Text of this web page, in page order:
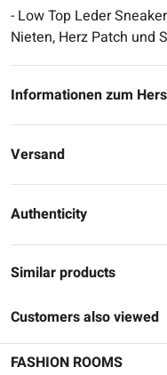
- Low Top Leder
Nieten, Herz Patch und
Informationen zum
Versand
Authenticity
Similar products
Customers also viewed
FASHION ROOMS